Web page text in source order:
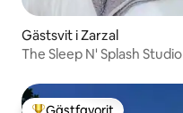
Gästsvit i Zarzal
The Sleep N' Splash Studio